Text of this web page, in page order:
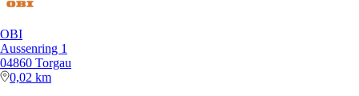
OBI
Aussenring 1
04860 Torgau
0,02 km